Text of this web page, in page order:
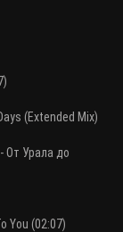
(Extended Mix)
От Урала до
You (02:07)